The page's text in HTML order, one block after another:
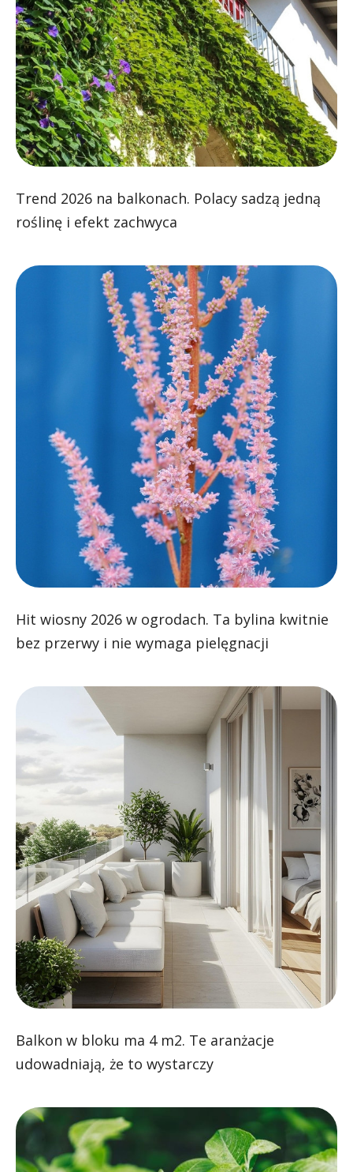
Trend 2026 na balkonach. Polacy sadzą jedną
roślinę i efekt zachwyca
Hit wiosny 2026 w ogrodach. Ta bylina kwitnie
bez przerwy i nie wymaga pielęgnacji
Balkon w bloku ma 4 m2. Te aranżacje
udowadniają, że to wystarczy